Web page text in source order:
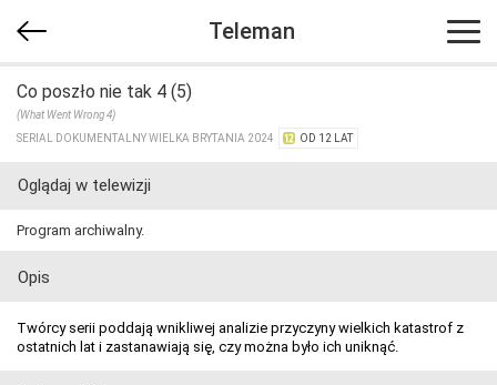
Teleman
Co poszło nie tak 4 (5)
(What Went Wrong 4)
SERIAL DOKUMENTALNY WIELKA BRYTANIA 2024
OD 12 LAT
Oglądaj w telewizji
Program archiwalny.
Opis
Twórcy serii poddają wnikliwej analizie przyczyny wielkich katastrof z
ostatnich lat i zastanawiają się, czy można było ich uniknąć.